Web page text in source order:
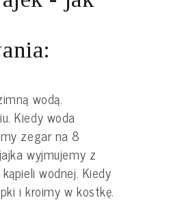
wodą.
Kiedy woda
zegar na 8
wyjmujemy z
wodnej. Kiedy
i kroimy w kostkę.